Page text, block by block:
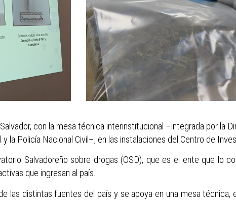
con la mesa técnica interinstitucional –integrada por la
la Policía Nacional Civil–, en las instalaciones del Centro de
Salvadoreño sobre drogas (OSD), que es el ente que lo
que ingresan al país.
las distintas fuentes del país y se apoya en una mesa técnica,